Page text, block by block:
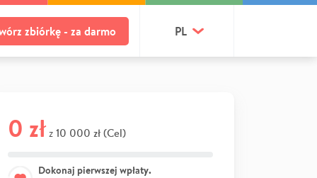
zbiórkę - za darmo PL
0 zł z 10 000 zł (Cel)
Dokonaj pierwszej wpłaty.